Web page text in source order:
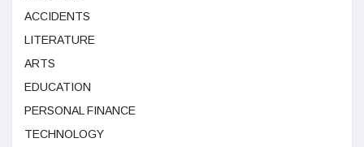
ACCIDENTS
LITERATURE
ARTS
EDUCATION
PERSONAL FINANCE
TECHNOLOGY